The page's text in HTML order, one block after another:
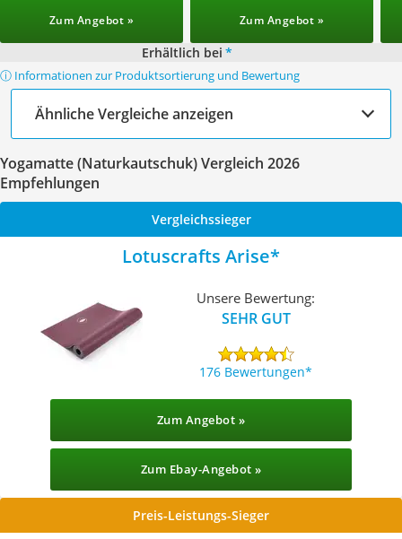
Zum Angebot » Zum Angebot »
Erhältlich bei *
ⓘ Informationen zur Produktsortierung und Bewertung
Ähnliche Vergleiche anzeigen
Yogamatte (Naturkautschuk) Vergleich 2026
Empfehlungen
Vergleichssieger
Lotuscrafts Arise
Unsere Bewertung:
SEHR GUT
176 Bewertungen
Zum Angebot »
Zum Ebay-Angebot »
Preis-Leistungs-Sieger